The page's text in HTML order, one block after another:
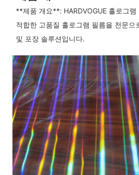
**제품 개요**: HARDVOGUE 홀로그램
적합한 고품질 홀로그램 필름을 전문으
및 포장 솔루션입니다.